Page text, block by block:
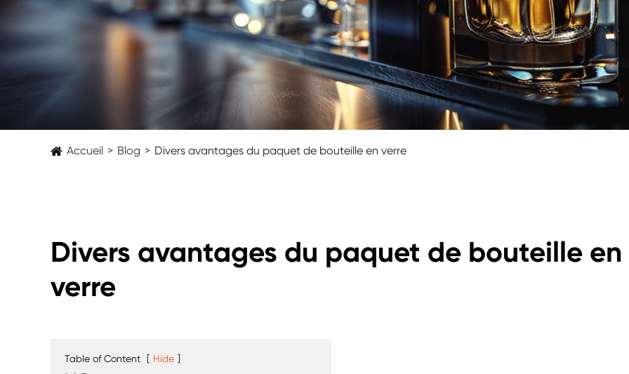
Accueil Blog Divers avantages du paquet de bouteille en verre
Divers avantages du paquet de bouteille en
verre
Table of Content [ Hide ]